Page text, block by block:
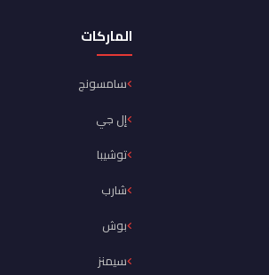
الماركات
سامسونج
إل جي
توشيبا
شارب
بوش
سيمنز